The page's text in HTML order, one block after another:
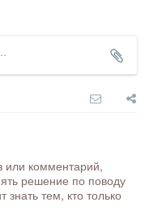
или комментарий,
решение по поводу
тем, кто только